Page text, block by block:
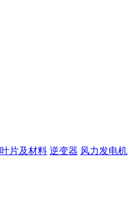
片及材料 逆变器 风力发电机